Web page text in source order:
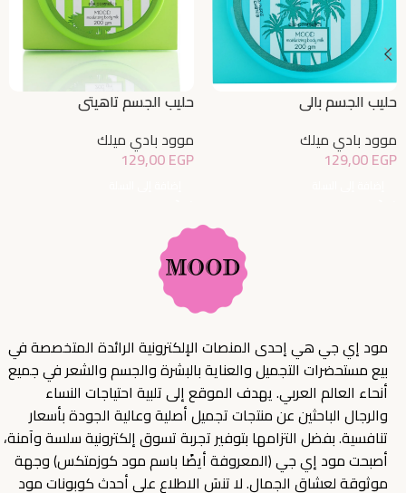
حليب الجسم بالي
موود بادي ميلك
129,00EGP
حليب الجسم تاهيتي
موود بادي ميلك
129,00EGP
مود إي جي هي إحدى المنصات الإلكترونية الرائدة المتخصصة في
بيع مستحضرات التجميل والعناية بالبشرة والجسم والشعر في جميع
أنحاء العالم العربي. يهدف الموقع إلى تلبية احتياجات النساء
والرجال الباحثين عن منتجات تجميل أصلية وعالية الجودة بأسعار
تنافسية. بفضل التزامها بتوفير تجربة تسوق إلكترونية سلسة وآمنة،
أصبحت مود إي جي (المعروفة أيضًا باسم مود كوزمتكس) وجهة
موثوقة لعشاق الجمال. لا تنسَ الاطلاع على أحدث كوبونات مود